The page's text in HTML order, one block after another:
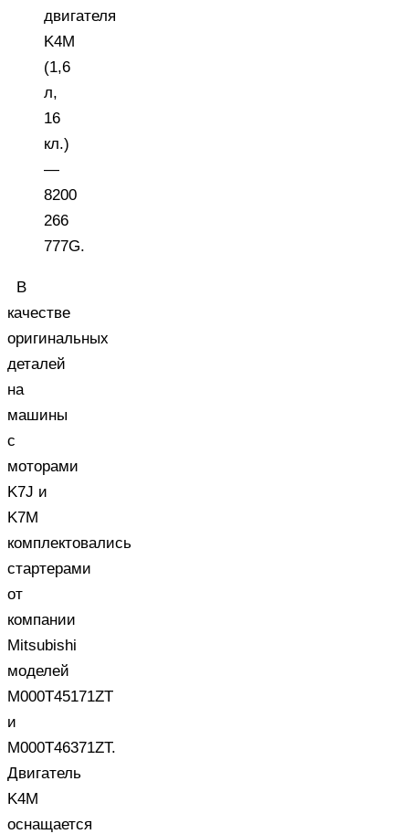
двигателя
K4M
(1,6
л,
16
кл.)
—
8200
266
777G.
В
качестве
оригинальных
деталей
на
машины
с
моторами
K7J и
K7M
комплектовались
стартерами
от
компании
Mitsubishi
моделей
M000T45171ZT
и
M000T46371ZT.
Двигатель
K4M
оснащается